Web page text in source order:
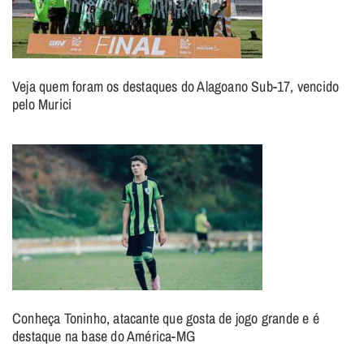
Veja quem foram os destaques do Alagoano Sub-17, vencido
pelo Murici
Conheça Toninho, atacante que gosta de jogo grande e é
destaque na base do América-MG